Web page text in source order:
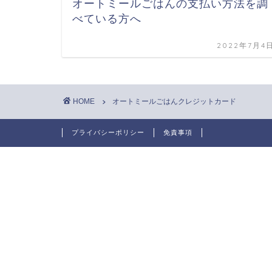
オートミールごはんの支払い方法を調
べている方へ
2022年7月4
HOME オートミールごはんクレジットカード
プライバシーポリシー 免責事項